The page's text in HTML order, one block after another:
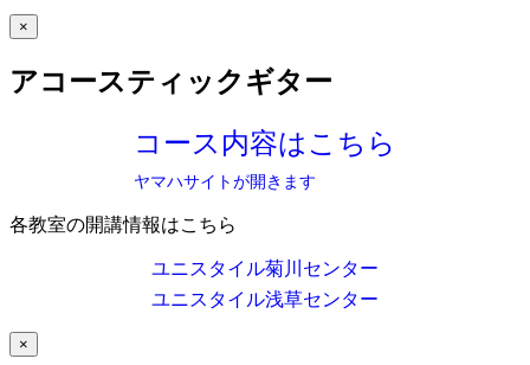
×
アコースティックギター
コース内容はこちら
ヤマハサイトが開きます
各教室の開講情報はこちら
ユニスタイル菊川センター
ユニスタイル浅草センター
×